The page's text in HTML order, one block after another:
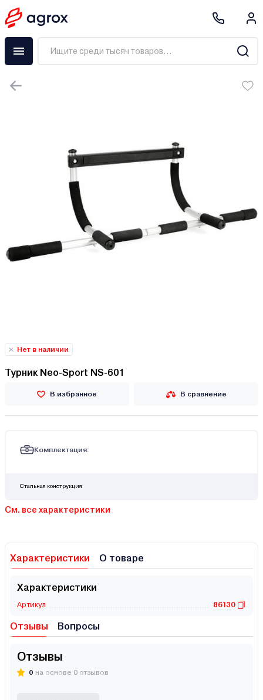
Нет в наличии
Турник Neo-Sport NS-601
В избранное В сравнение
Комплектация:
Стальная конструкция
См. все характеристики
Характеристики О товаре
Характеристики
Артикул 86130
Отзывы Вопросы
Отзывы
0 на основе 0 отзывов